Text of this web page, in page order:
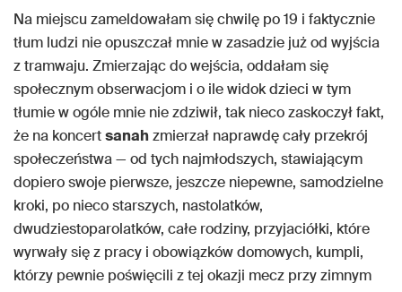
Na miejscu zameldowałam się chwilę po 19 i faktycznie
tłum ludzi nie opuszczał mnie w zasadzie już od wyjścia
z tramwaju. Zmierzając do wejścia, oddałam się
społecznym obserwacjom i o ile widok dzieci w tym
tłumie w ogóle mnie nie zdziwił, tak nieco zaskoczył fakt,
że na koncertsanahzmierzał naprawdę cały przekrój
społeczeństwa — od tych najmłodszych, stawiającym
dopiero swoje pierwsze, jeszcze niepewne, samodzielne
kroki, po nieco starszych, nastolatków,
dwudziestoparolatków, całe rodziny, przyjaciółki, które
wyrwały się z pracy i obowiązków domowych, kumpli,
którzy pewnie poświęcili z tej okazji mecz przy zimnym